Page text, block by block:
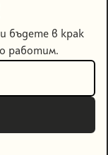
бъдете в крак
работим.